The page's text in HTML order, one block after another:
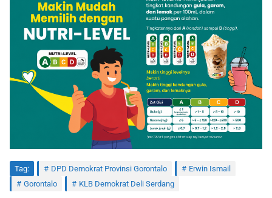
Tag: DPD Demokrat Provinsi Gorontalo
Erwin Ismail
Gorontalo
KLB Demokrat Deli Serdang